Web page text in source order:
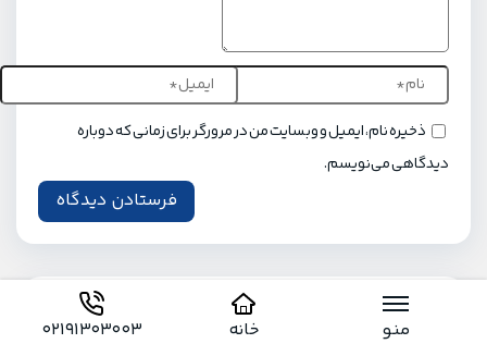
منو خانه 02191303003
ذخیره نام، ایمیل و وبسایت من در مرورگر برای زمانی که دوباره
دیدگاهی می‌نویسم.
اشتراک گذاری